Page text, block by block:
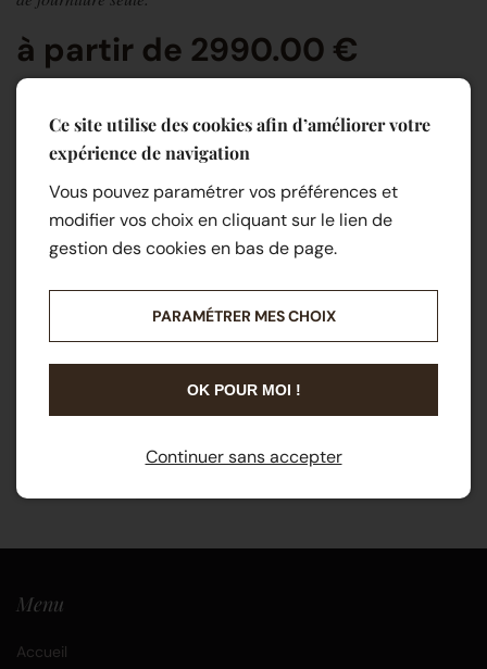
à partir de 2990.00 €
Menu
Accueil
Ce site utilise des cookies afin d’améliorer votre
expérience de navigation
Vous pouvez paramétrer vos préférences et
modifier vos choix en cliquant sur le lien de
gestion des cookies en bas de page.
PARAMÉTRER MES CHOIX
OK POUR MOI !
Continuer sans accepter